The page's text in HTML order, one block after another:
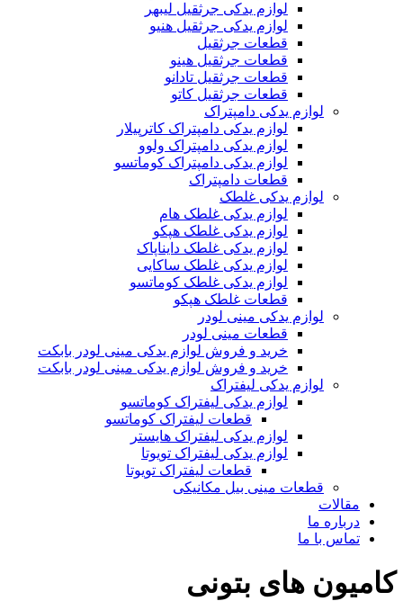
لوازم یدکی جرثقیل لیبهر
لوازم یدکی جرثقیل هنیو
قطعات جرثقیل
قطعات جرثقیل هینو
قطعات جرثقیل تادانو
قطعات جرثقیل کاتو
لوازم یدکی دامپتراک
لوازم یدکی دامپتراک کاترپیلار
لوازم یدکی دامپتراک ولوو
لوازم یدکی دامپتراک کوماتسو
قطعات دامپتراک
لوازم یدکی غلطک
لوازم یدکی غلطک هام
لوازم یدکی غلطک هپکو
لوازم یدکی غلطک دایناپاک
لوازم یدکی غلطک ساکایی
لوازم یدکی غلطک کوماتسو
قطعات غلطک هپکو
لوازم یدکی مینی لودر
قطعات مینی لودر
خرید و فروش لوازم یدکی مینی لودر بابکت
خرید و فروش لوازم یدکی مینی لودر بابکت
لوازم یدکی لیفتراک
لوازم یدکی لیفتراک کوماتسو
قطعات لیفتراک کوماتسو
لوازم یدکی لیفتراک هایستر
لوازم یدکی لیفتراک تویوتا
قطعات لیفتراک تویوتا
قطعات مینی بیل مکانیکی
ما
با ما
های بتونی